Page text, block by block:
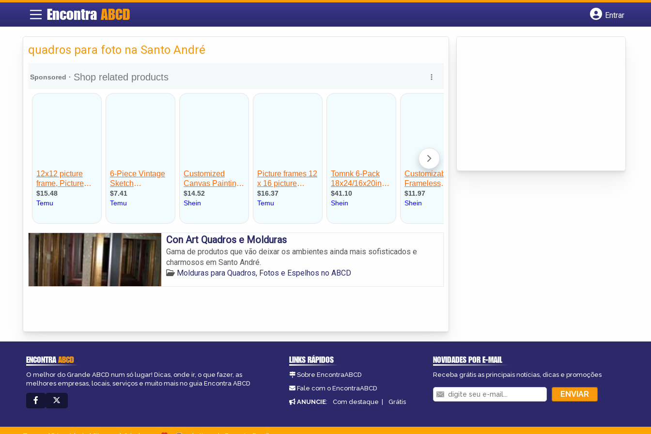
Encontra ABCD
Entrar
quadros para foto na Santo André
Con Art Quadros e Molduras
Gama de produtos que vão deixar os ambientes ainda mais sofisticados e
charmosos em Santo André.
Molduras para Quadros, Fotos e Espelhos no ABCD
ENCONTRAABCD
O melhor do Grande ABCD num só lugar! Dicas, onde ir, o que fazer, as
melhores empresas, locais, serviços e muito mais no guia Encontra ABCD
LINKS RÁPIDOS
Sobre EncontraABCD
Fale com o EncontraABCD
ANUNCIE: Com destaque | Grátis
NOVIDADES POR E-MAIL
Receba grátis as principais notícias, dicas e promoções